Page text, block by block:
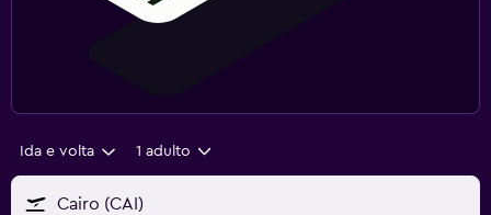
Ida e volta 1 adulto
Cairo (CAI)